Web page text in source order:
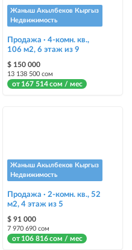
@house_kg и на
на Instagram
других объявлений
объект среди остальных и
Жаныш Акылбеков Кыргыз
Недвижимость
Продажа · 4-комн. кв.,
106 м2, 6 этаж из 9
$ 150 000
13 138 500 сом
от 167 514 сом / мес
Жаныш Акылбеков Кыргыз
Недвижимость
Продажа · 2-комн. кв., 52
м2, 4 этаж из 5
$ 91 000
7 970 690 сом
от 106 816 сом / мес